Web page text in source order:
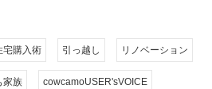
宅購入術 引っ越し リノベーション
家族 cowcamoUSER'sVOICE